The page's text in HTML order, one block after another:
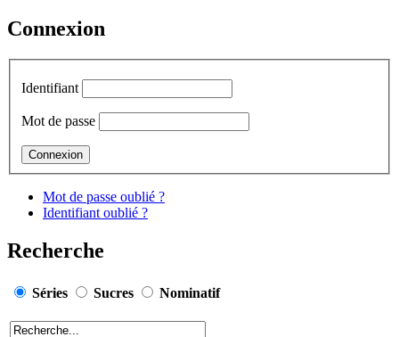
Connexion
Identifiant
Mot de passe
Mot de passe oublié ?
Identifiant oublié ?
Recherche
Séries Sucres Nominatif